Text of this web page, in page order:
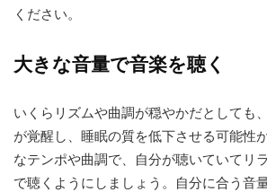
ください。
大きな音量で音楽を聴く
いくらリズムや曲調が穏やかだとしても、
が覚醒し、睡眠の質を低下させる可能性
なテンポや曲調で、自分が聴いていてリ
で聴くようにしましょう。自分に合う音